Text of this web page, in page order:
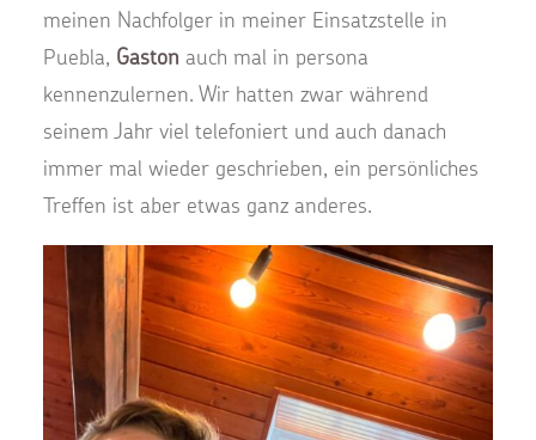
meinen Nachfolger in meiner Einsatzstelle in
Puebla, Gaston auch mal in persona
kennenzulernen. Wir hatten zwar während
seinem Jahr viel telefoniert und auch danach
immer mal wieder geschrieben, ein persönliches
Treffen ist aber etwas ganz anderes.